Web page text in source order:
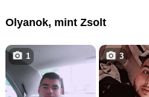
Olyanok, mint Zsolt
1 3